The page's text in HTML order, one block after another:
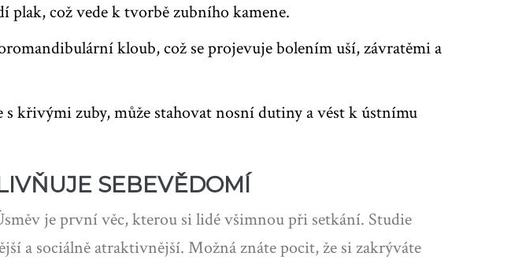
což vede k tvorbě zubního kamene.
kloub, což se projevuje bolením uší, závratěmi a
křivými zuby, může stahovat nosní dutiny a vést k ústnímu
SEBEVĚDOMÍ
je první věc, kterou si lidé všimnou při setkání. Studie
a sociálně atraktivnější. Možná znáte pocit, že si zakrýváte